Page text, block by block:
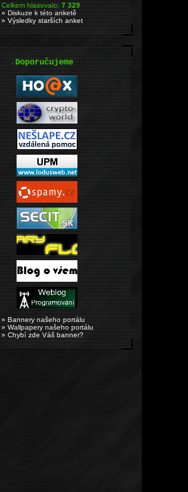
Celkem hlasovalo:7 329
» Diskuze k této anketě
» Výsledky starších anket
.Doporučujeme
» Bannery našeho portálu
» Wallpapery našeho portálu
» Chybí zde Váš banner?